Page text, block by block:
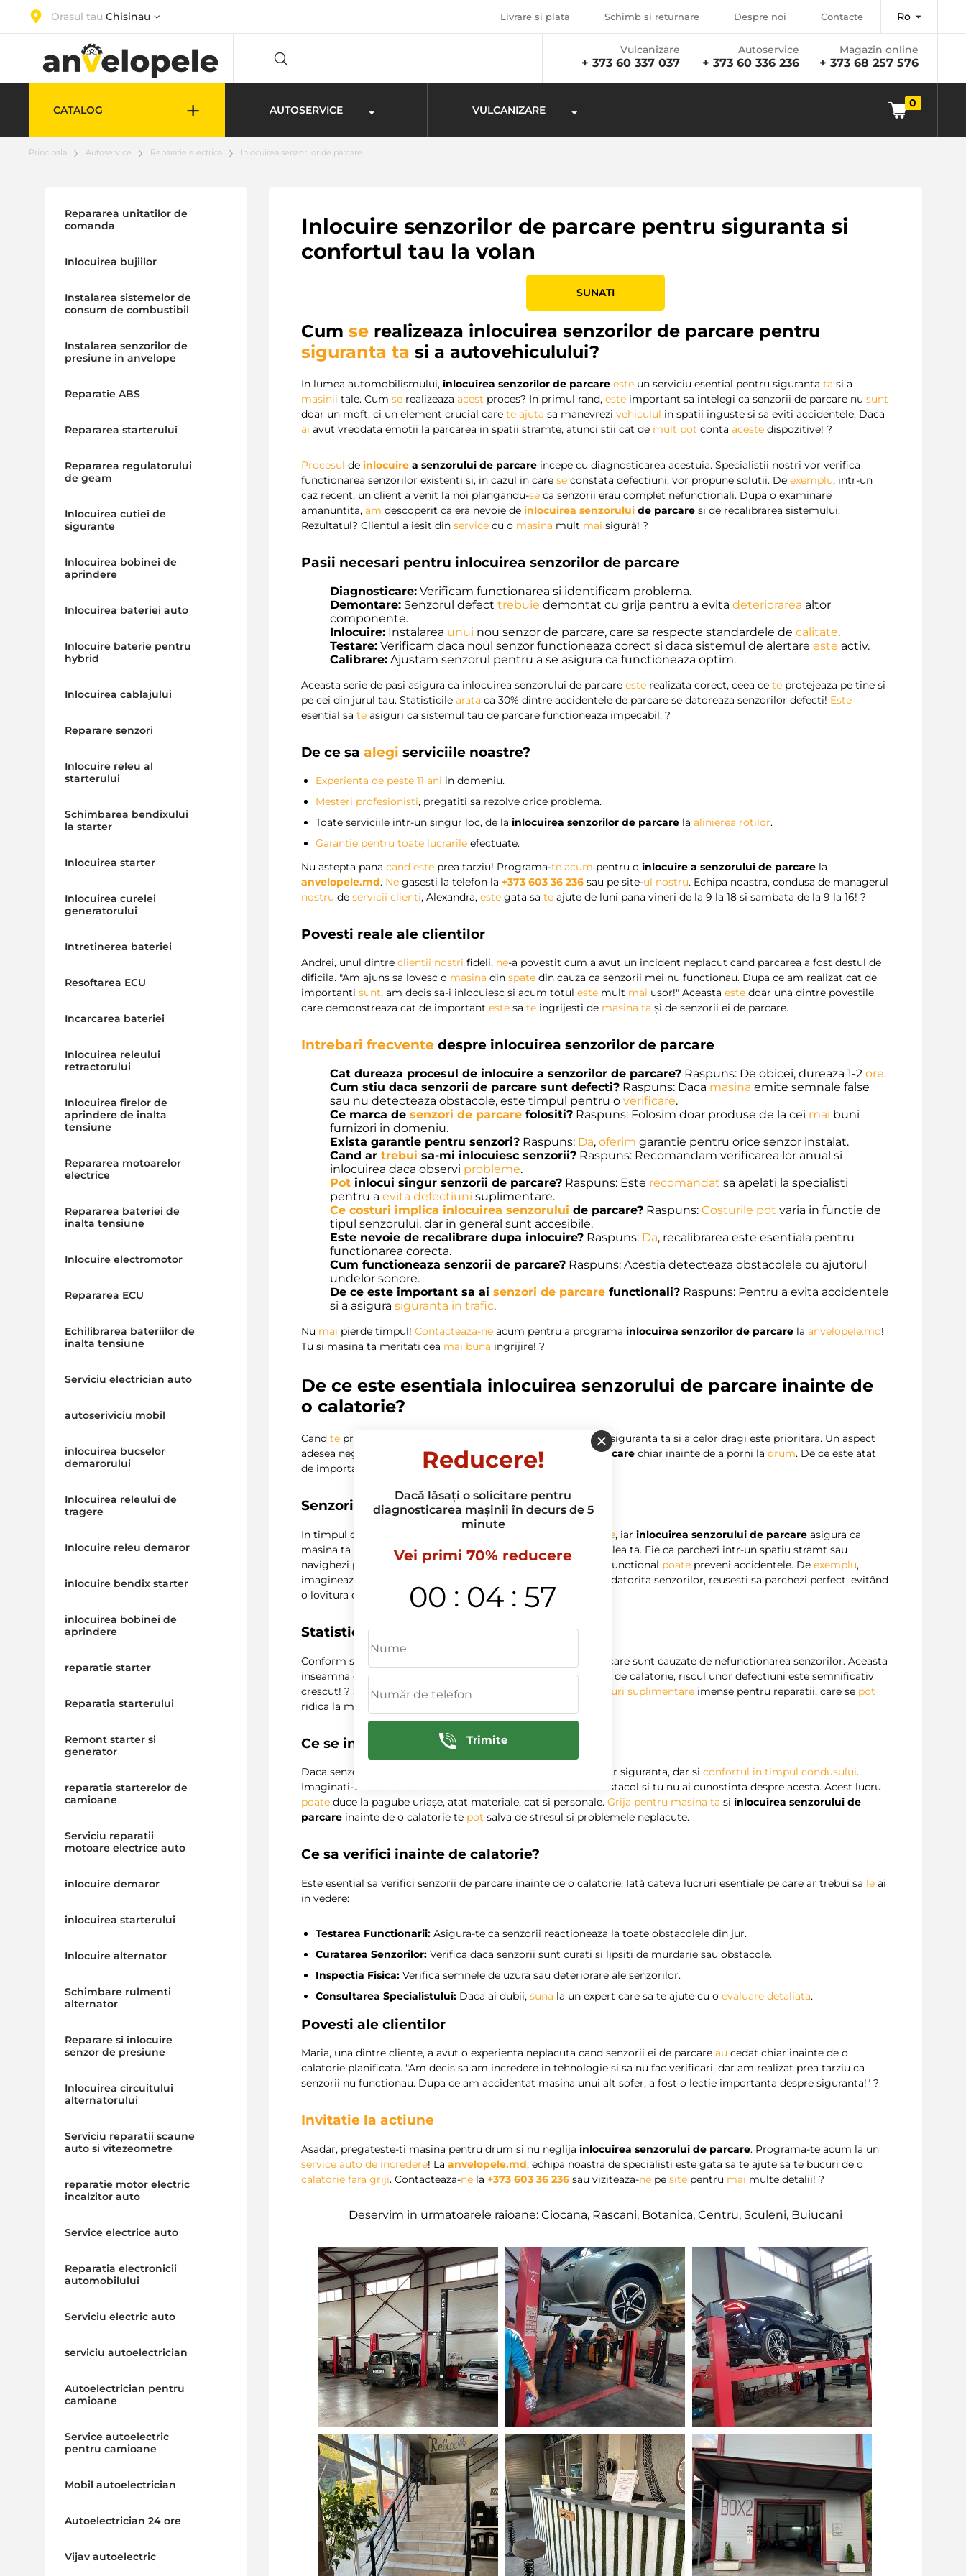
Orasul tau Chisinau Livrare si plata Schimb si returnare Despre noi Contacte Ro
Vulcanizare
+ 373 60 337 037
Autoservice
+ 373 60 336 236
Magazin online
+ 373 68 257 576
CATALOG + AUTOSERVICE VULCANIZARE
0
Principala Autoservice Reparatie electrica Inlocuirea senzorilor de parcare
Repararea unitatilor de
comanda
Inlocuirea bujiilor
Instalarea sistemelor de
consum de combustibil
Instalarea senzorilor de
presiune in anvelope
Reparatie ABS
Repararea starterului
Repararea regulatorului
de geam
Inlocuirea cutiei de
sigurante
Inlocuirea bobinei de
aprindere
Inlocuirea bateriei auto
Inlocuire baterie pentru
hybrid
Inlocuirea cablajului
Reparare senzori
Inlocuire releu al
starterului
Schimbarea bendixului
la starter
Inlocuirea starter
Inlocuirea curelei
generatorului
Intretinerea bateriei
Resoftarea ECU
Incarcarea bateriei
Inlocuirea releului
retractorului
Inlocuirea firelor de
aprindere de inalta
tensiune
Repararea motoarelor
electrice
Repararea bateriei de
inalta tensiune
Inlocuire electromotor
Repararea ECU
Echilibrarea bateriilor de
inalta tensiune
Serviciu electrician auto
autoseriviciu mobil
inlocuirea bucselor
demarorului
Inlocuirea releului de
tragere
Inlocuire releu demaror
inlocuire bendix starter
inlocuirea bobinei de
aprindere
reparatie starter
Reparatia starterului
Remont starter si
generator
reparatia starterelor de
camioane
Serviciu reparatii
motoare electrice auto
inlocuire demaror
inlocuirea starterului
Inlocuire alternator
Schimbare rulmenti
alternator
Reparare si inlocuire
senzor de presiune
Inlocuirea circuitului
alternatorului
Serviciu reparatii scaune
auto si vitezeometre
reparatie motor electric
incalzitor auto
Service electrice auto
Reparatia electronicii
automobilului
Serviciu electric auto
serviciu autoelectrician
Autoelectrician pentru
camioane
Service autoelectric
pentru camioane
Mobil autoelectrician
Autoelectrician 24 ore
Vijav autoelectric
Inlocuire senzorilor de parcare pentru siguranta si
confortul tau la volan
SUNATI
Cumse realizeaza inlocuirea senzorilor de parcare pentru
siguranta ta si a autovehiculului?
In lumea automobilismului,inlocuirea senzorilor de parcare este un serviciu esential pentru sigurantata si a
masinii tale. Cumse realizeazaacest proces? In primul rand,este important sa intelegi ca senzorii de parcare nusunt
doar un moft, ci un element crucial carete ajuta sa manevrezivehiculul in spatii inguste si sa eviti accidentele. Daca
ai avut vreodata emotii la parcarea in spatii stramte, atunci stii cat de mult pot contaaceste dispozitive! ?
Procesul deinlocuire a senzorului de parcare incepe cu diagnosticarea acestuia. Specialistii nostri vor verifica
functionarea senzorilor existenti si, in cazul in carese constata defectiuni, vor propune solutii. Deexemplu, intr-un
caz recent, un client a venit la noi plangandu-se ca senzorii erau complet nefunctionali. Dupa o examinare
amanuntita,am descoperit ca era nevoie deinlocuirea senzorului de parcare si de recalibrarea sistemului.
Rezultatul? Clientul a iesit dinservice cu o masina mult mai sigură! ?
Pasii necesari pentru inlocuirea senzorilor de parcare
Diagnosticare: Verificam functionarea si identificam problema.
Demontare: Senzorul defecttrebuie demontat cu grija pentru a evitadeteriorarea altor
componente.
Inlocuire: Instalarea unui nou senzor de parcare, care sa respecte standardele decalitate.
Testare: Verificam daca noul senzor functioneaza corect si daca sistemul de alertareeste activ.
Calibrare: Ajustam senzorul pentru a se asigura ca functioneaza optim.
Aceasta serie de pasi asigura ca inlocuirea senzorului de parcareeste realizata corect, ceea cete protejeaza pe tine si
pe cei din jurul tau. Statisticilearata ca 30% dintre accidentele de parcare se datoreaza senzorilor defecti! Este
esential sate asiguri ca sistemul tau de parcare functioneaza impecabil. ?
De ce saalegi serviciile noastre?
Experienta de peste 11 ani in domeniu.
Mesteri profesionisti, pregatiti sa rezolve orice problema.
Toate serviciile intr-un singur loc, de lainlocuirea senzorilor de parcare laalinierea rotilor.
Garantie pentru toate lucrarile efectuate.
Nu astepta panacand este prea tarziu! Programa-te acum pentru oinlocuire a senzorului de parcare la
anvelopele.md. Ne gasesti la telefon la+373 603 36 236 sau pe site-ul nostru. Echipa noastra, condusa de managerul
nostru deservicii clienti, Alexandra,este gata sate ajute de luni pana vineri de la 9 la 18 si sambata de la 9 la 16! ?
Povesti reale ale clientilor
Andrei, unul dintreclientii nostri fideli, ne-a povestit cum a avut un incident neplacut cand parcarea a fost destul de
dificila. "Am ajuns sa lovesc o masina dinspate din cauza ca senzorii mei nu functionau. Dupa ce am realizat cat de
importantisunt, am decis sa-i inlocuiesc si acum totuleste mult mai usor!" Aceastaeste doar una dintre povestile
care demonstreaza cat de importanteste sate ingrijesti de masina ta și de senzorii ei de parcare.
Intrebari frecvente despre inlocuirea senzorilor de parcare
Cat dureaza procesul de inlocuire a senzorilor de parcare? Raspuns: De obicei, dureaza 1-2ore.
Cum stiu daca senzorii de parcare sunt defecti? Raspuns: Daca masina emite semnale false
sau nu detecteaza obstacole, este timpul pentru overificare.
Ce marca desenzori de parcare folositi? Raspuns: Folosim doar produse de la cei mai buni
furnizori in domeniu.
Exista garantie pentru senzori? Raspuns: Da,oferim garantie pentru orice senzor instalat.
Cand artrebui sa-mi inlocuiesc senzorii? Raspuns: Recomandam verificarea lor anual si
inlocuirea daca observi probleme.
Pot inlocui singur senzorii de parcare? Raspuns: Este recomandat sa apelati la specialisti
pentru aevita defectiuni suplimentare.
Ce costuri implica inlocuirea senzorului de parcare? Raspuns:Costurile pot varia in functie de
tipul senzorului, dar in general sunt accesibile.
Este nevoie de recalibrare dupa inlocuire? Raspuns: Da, recalibrarea este esentiala pentru
functionarea corecta.
Cum functioneaza senzorii de parcare? Raspuns: Acestia detecteaza obstacolele cu ajutorul
undelor sonore.
De ce este important sa aisenzori de parcare functionali? Raspuns: Pentru a evita accidentele
si a asigurasiguranta in trafic.
Nu mai pierde timpul!Contacteaza-ne acum pentru a programainlocuirea senzorilor de parcare laanvelopele.md!
Tu si masina ta meritati cea mai buna ingrijire! ?
De ce este esentiala inlocuirea senzorului de parcare inainte de
o calatorie?
Candte pregatesti pentru o calatorie, fie ea lunga sau scurta, siguranta ta si a celor dragi este prioritara. Un aspect
adesea neglijat, dar crucial, esteinlocuirea senzorului de parcare chiar inainte de a porni ladrum. De ce este atat
de important? Hai sa exploram.
Senzorii de parcare: aliatii tai de nadejde
In timpul calatoriilor, situatii imprevizibile, iarinlocuirea senzorului de parcare asigura ca
masina ta
detecta orice obstacol care ar putea aparea in calea ta. Fie ca parchezi intr-un spatiu stramt sau
navighezi printr-un loc aglomerat, un senzor de parcare bine functional poate preveni accidentele. Deexemplu,
imagineaza-ti momentul cand vrei sa stationezi si observi ca, datorita senzorilor, reusesti sa parchezi perfect, evitând
o lovitura de bumper. ??
Statistici ingrijoratoare
Conform studiilor, aproximativ 30% dintre accidentele de parcare sunt cauzate de nefunctionarea senzorilor. Aceasta
inseamna ca, fara oinlocuire a senzorului de parcareinainte de calatorie, riscul unor defectiuni este semnificativ
crescut! ? Studiile spun ca astfel de incidente
costuri suplimentare imense pentru reparatii, care se pot
ridica la mii de
Ce se intampla daca ignori senzorii?
Daca senzorii de parcare nu functioneaza corect, pierzi nu doar siguranta, dar siconfortul in timpul condusului.
Imaginati-va o situatie in care masina ta nu detecteaza un obstacol si tu nu ai cunostinta despre acesta. Acest lucru
poate duce la pagube uriașe, atat materiale, cat si personale.Grija pentru masina ta siinlocuirea senzorului de
parcare inainte de o calatorie te pot salva de stresul si problemele neplacute.
Ce sa verifici inainte de calatorie?
Este esential sa verifici senzorii de parcare inainte de o calatorie. Iată cateva lucruri esentiale pe care ar trebui sa le ai
in vedere:
Testarea Functionarii: Asigura-te ca senzorii reactioneaza la toate obstacolele din jur.
Curatarea Senzorilor: Verifica daca senzorii sunt curati si lipsiti de murdarie sau obstacole.
Inspectia Fisica: Verifica semnele de uzura sau deteriorare ale senzorilor.
Consultarea Specialistului: Daca ai dubii,suna la un expert care sa te ajute cu oevaluare detaliata.
Povesti ale clientilor
Maria, una dintre cliente, a avut o experienta neplacuta cand senzorii ei de parcareau cedat chiar inainte de o
calatorie planificata. "Am decis sa am incredere in tehnologie si sa nu fac verificari, dar am realizat prea tarziu ca
senzorii nu functionau. Dupa ce am accidentat masina unui alt sofer, a fost o lectie importanta despre siguranta!" ?
Invitatie la actiune
Asadar, pregateste-ti masina pentru drum si nu neglijainlocuirea senzorului de parcare. Programa-te acum la un
service auto de incredere! Laanvelopele.md, echipa noastra de specialisti este gata sa te ajute sa te bucuri de o
calatorie fara griji. Contacteaza-ne la+373 603 36 236 sau viziteaza-ne pesite pentru mai multe detalii! ?
Deservim in urmatoarele raioane: Ciocana, Rascani, Botanica, Centru, Sculeni, Buiucani
Reducere!
Dacă lăsați o solicitare pentru
diagnosticarea mașinii în decurs de 5
minute
Vei primi 70% reducere
00 : 04 : 56
Trimite